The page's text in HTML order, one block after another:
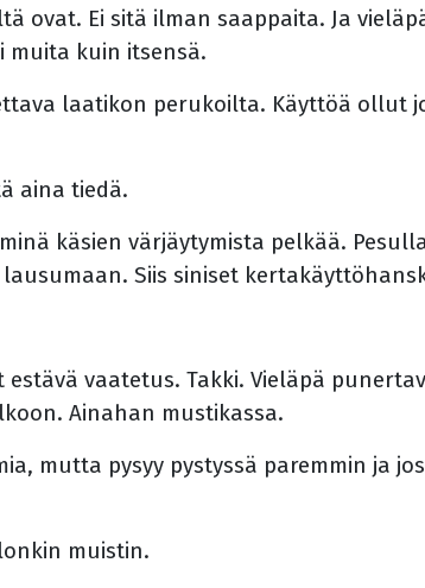
ovat. Ei sitä ilman saappaita. Ja
muita kuin itsensä.
laatikon perukoilta. Käyttöä ollut
aina tiedä.
käsien värjäytymista pelkää.
Siis siniset
vaatetus. Takki. Vieläpä
Ainahan mustikassa.
mutta pysyy pystyssä paremmin ja
muistin.